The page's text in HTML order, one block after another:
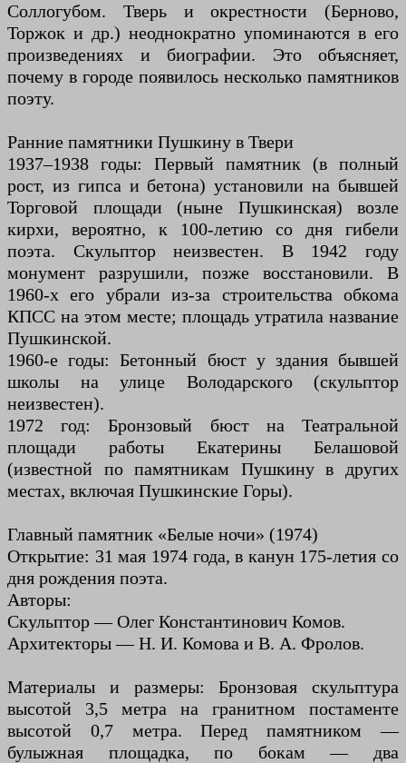
Соллогубом. Тверь и окрестности (Берново,
Торжок и др.) неоднократно упоминаются в его
произведениях и биографии. Это объясняет,
почему в городе появилось несколько памятников
поэту.
Ранние памятники Пушкину в Твери
1937–1938 годы: Первый памятник (в полный
рост, из гипса и бетона) установили на бывшей
Торговой площади (ныне Пушкинская) возле
кирхи, вероятно, к 100-летию со дня гибели
поэта. Скульптор неизвестен. В 1942 году
монумент разрушили, позже восстановили. В
1960-х его убрали из-за строительства обкома
КПСС на этом месте; площадь утратила название
Пушкинской.
1960-е годы: Бетонный бюст у здания бывшей
школы на улице Володарского (скульптор
неизвестен).
1972 год: Бронзовый бюст на Театральной
площади работы Екатерины Белашовой
(известной по памятникам Пушкину в других
местах, включая Пушкинские Горы).
Главный памятник «Белые ночи» (1974)
Открытие: 31 мая 1974 года, в канун 175-летия со
дня рождения поэта.
Авторы:
Скульптор — Олег Константинович Комов.
Архитекторы — Н. И. Комова и В. А. Фролов.
Материалы и размеры: Бронзовая скульптура
высотой 3,5 метра на гранитном постаменте
высотой 0,7 метра. Перед памятником —
булыжная площадка, по бокам — два